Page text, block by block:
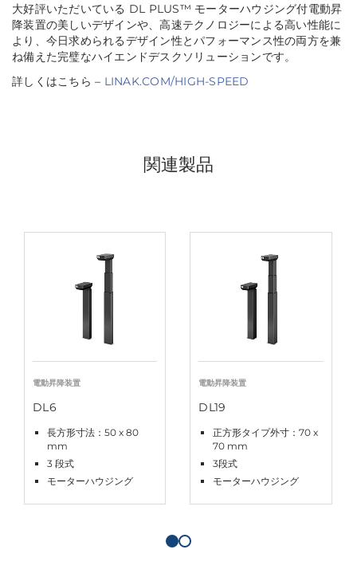
大好評いただいている DL PLUS™ モーターハウジング付電動昇
降装置の美しいデザインや、高速テクノロジーによる高い性能に
より、今日求められるデザイン性とパフォーマンス性の両方を兼
ね備えた完璧なハイエンドデスクソリューションです。
詳しくはこちら – LINAK.COM/HIGH-SPEED
関連製品
電動昇降装置
DL6
長方形寸法：50 x 80
mm
3 段式
モーターハウジング
電動昇降装置
DL19
正方形タイプ外寸：70 x
70 mm
3段式
モーターハウジング